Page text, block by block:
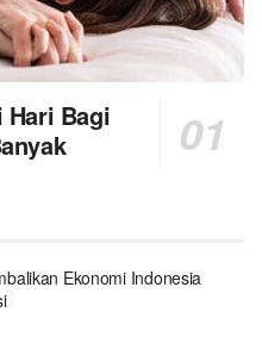
Hari Bagi
Ekonomi Indonesia